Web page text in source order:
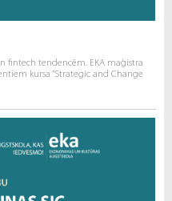
fintech tendencēm. EKA maģistra
kursa “Strategic and Change